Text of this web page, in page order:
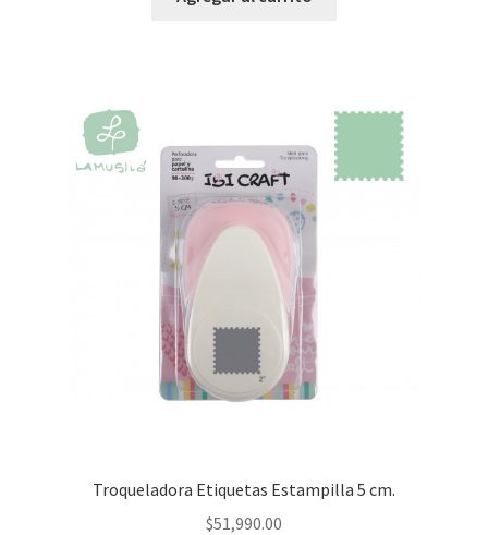
Troqueladora Etiquetas Estampilla 5 cm.
$51,990.00